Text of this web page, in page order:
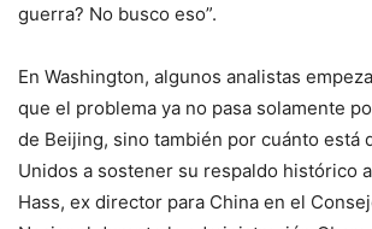
guerra? No busco eso”.
En Washington, algunos analistas
que el problema ya no pasa solamente
de Beijing, sino también por cuánto está
Unidos a sostener su respaldo histórico
Hass, ex director para China en el